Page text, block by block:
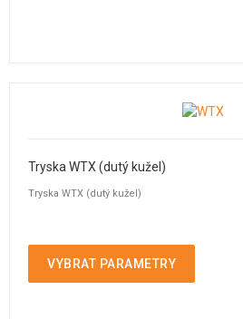
Tryska WTX (dutý kužel)
Tryska WTX (dutý kužel)
VYBRAT PARAMETRY